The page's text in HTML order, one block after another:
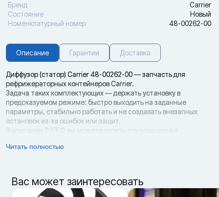
Бренд
Carrier
Состояние
Новый
Номенклатурный номер
48-00262-00
Описание Гарантии Доставка
Диффузор (статор) Carrier 48-00262-00 — запчасть для
рефрижераторных контейнеров Carrier.
Задача таких комплектующих — держать установку в
предсказуемом режиме: быстро выходить на заданные
параметры, стабильно работать и не создавать внезапных
остановок из‑за ошибок или защит.
В компании 20РЕФ вы можете купить эту позицию в в
новые запчасти действует гарантия до 6 месяцев, доступны
Узел отвечает за формирование и стабилизацию потока, что
влияет на шумность, вибрации и эффективность теплообмена.
Читать полностью
Вас может заинтересовать